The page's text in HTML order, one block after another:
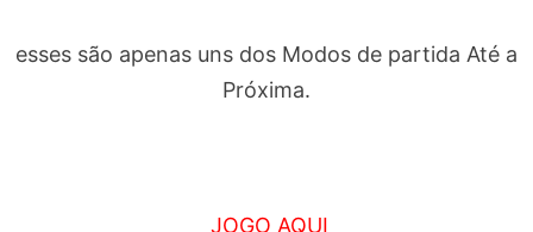
esses são apenas uns dos Modos de partida Até a
Próxima.
JOGO AQUI